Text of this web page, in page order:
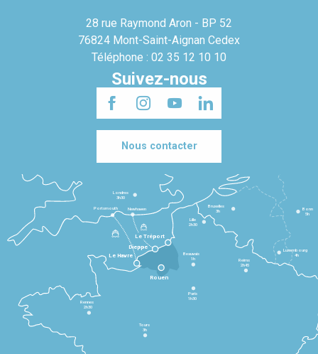
28 rue Raymond Aron - BP 52
76824 Mont-Saint-Aignan Cedex
Téléphone : 02 35 12 10 10
Suivez-nous
Nous contacter
Le Havre
Dieppe
Le Tréport
Rennes
2h30
Tours
3h
Paris
1h30
Beauvais
1h
Reims
2h45
Lille
2h30
Bruxelles
3h
Londres
3h30
Newhaven
Portsmouth
Bonn
5h
Luxembourg
4h
Rouen